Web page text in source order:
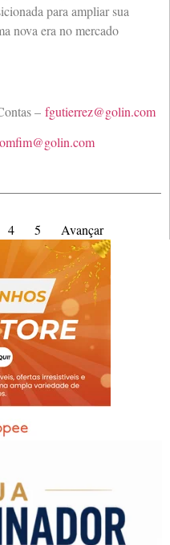
para ampliar sua
nova era no mercado
– fgutierrez@golin.com
4 5 Avançar